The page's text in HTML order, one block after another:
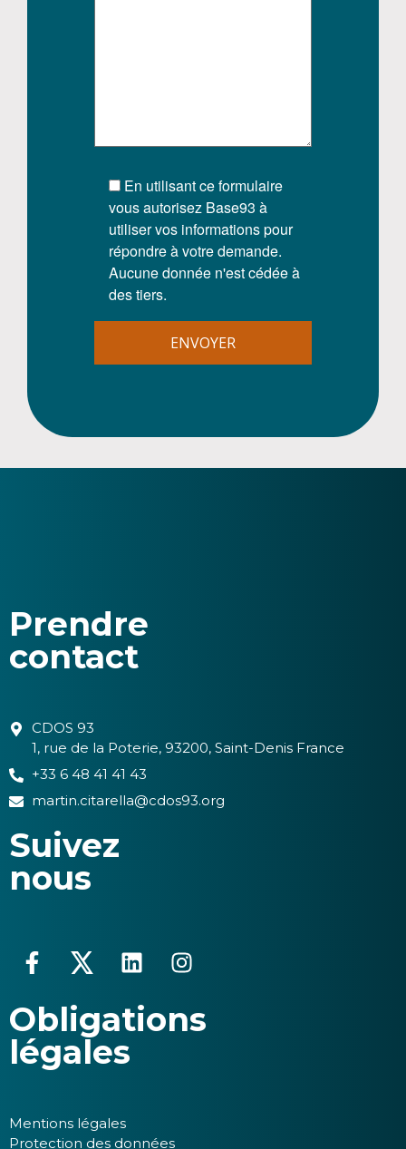
En utilisant ce formulaire
vous autorisez Base93 à
utiliser vos informations pour
répondre à votre demande.
Aucune donnée n'est cédée à
des tiers.
Prendre
contact
CDOS 93
1, rue de la Poterie, 93200, Saint-Denis France
+33 6 48 41 41 43
martin.citarella@cdos93.org
Suivez
nous
Obligations
légales
Mentions légales
Protection des données